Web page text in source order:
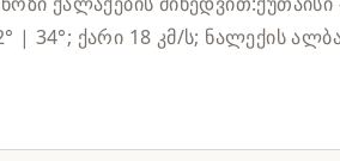
| 34°; ქარი 18 კმ/ს; ნალექის